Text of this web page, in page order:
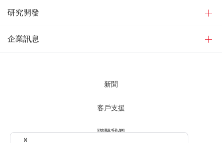
研究開發
企業訊息
新聞
客戶支援
聯繫我們